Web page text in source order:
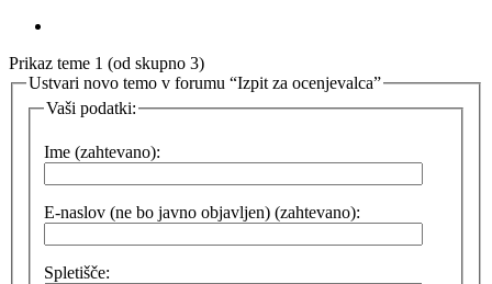
Prikaz teme 1 (od skupno 3)
Ustvari novo temo v forumu “Izpit za ocenjevalca”
Vaši podatki:
Ime (zahtevano):
E-naslov (ne bo javno objavljen) (zahtevano):
Spletišče: